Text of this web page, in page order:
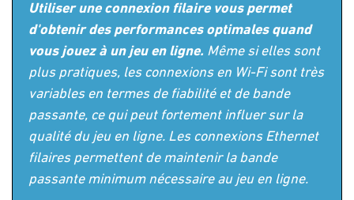
Utiliser une connexion filaire vous permet
d'obtenir des performances optimales quand
vous jouez à un jeu en ligne. Même si elles sont
plus pratiques, les connexions en Wi-Fi sont très
variables en termes de fiabilité et de bande
passante, ce qui peut fortement influer sur la
qualité du jeu en ligne. Les connexions Ethernet
filaires permettent de maintenir la bande
passante minimum nécessaire au jeu en ligne.